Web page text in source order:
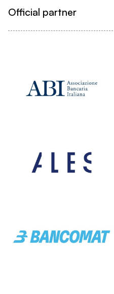
Official partner